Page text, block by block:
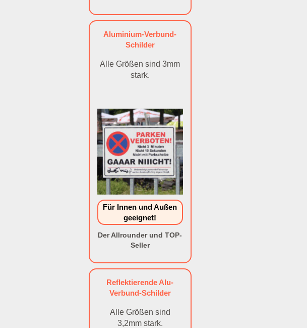
Aluminium-Verbund-
Schilder
Alle Größen sind 3mm
stark.
Für Innen und Außen
geeignet!
Der Allrounder und TOP-
Seller
Reflektierende Alu-
Verbund-Schilder
Alle Größen sind
3,2mm stark.